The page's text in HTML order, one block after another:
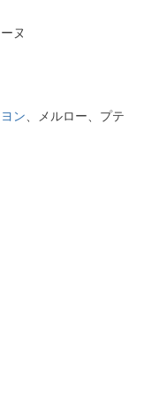
ヌ
ン 、メルロー、プテ